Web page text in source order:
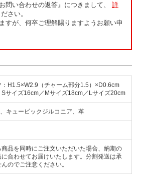
問い合わせの返答』につきまして、 詳
さい。
すが、何卒ご理解賜りますようお願い申
H1.5×W2.9（チャーム部分1.5）×D0.6cm
Sサイズ16cm／Mサイズ18cm／Lサイズ20cm
キュービックジルコニア、革
品を同時にご注文いただいた場合、納期の
合わせてお届けいたします。分割発送は承
のでご注意ください。